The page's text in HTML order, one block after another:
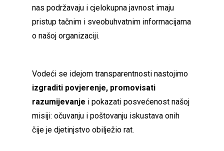
nas podržavaju i cjelokupna javnost imaju
pristup tačnim i sveobuhvatnim informacijama
o našoj organizaciji.
Vodeći se idejom transparentnosti nastojimo
izgraditi povjerenje, promovisati
razumijevanje i pokazati posvećenost našoj
misiji: očuvanju i poštovanju iskustava onih
čije je djetinjstvo obilježio rat.